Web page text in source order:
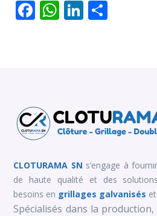
Facebook
WhatsApp
LinkedIn
CLOTURAMA SN s’engage à
de haute qualité et des
besoins en grillages galvanisés
Spécialisés dans la